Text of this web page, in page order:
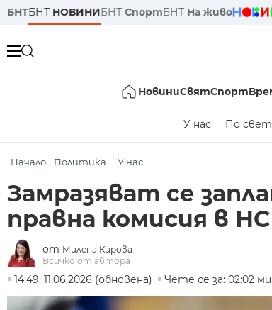
БНТБНТ НОВИНИБНТ СпортБНТ На живо
НовиниСвятСпорт
У нас По
Начало Политика У нас
Замразяват се
правна комисия в НС
от Милена Кирова
Всичко от автора
14:49, 11.06.2026 (обновена)
Чете се за: 02:02